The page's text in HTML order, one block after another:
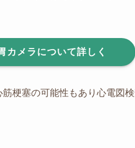
カメラについて詳しく
梗塞の可能性もあり心電図検